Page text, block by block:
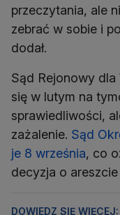
przeczytania, ale
zebrać w sobie i
dodał.
Sąd Rejonowy
się w lutym na
sprawiedliwości,
zażalenie. Sąd
je 8 września, co
decyzja o
DOWIEDZ SIĘ WIĘCEJ: